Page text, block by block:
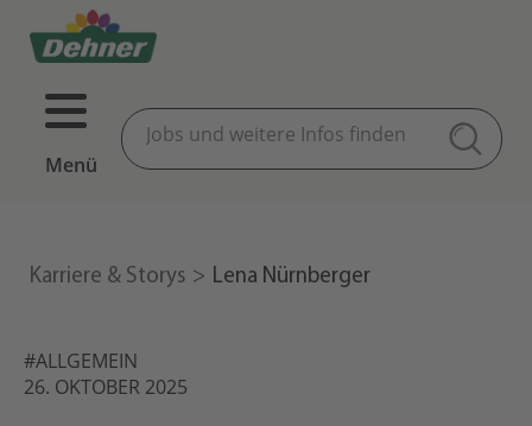
Menü
Karriere & Storys Lena Nürnberger
#ALLGEMEIN
26. OKTOBER 2025